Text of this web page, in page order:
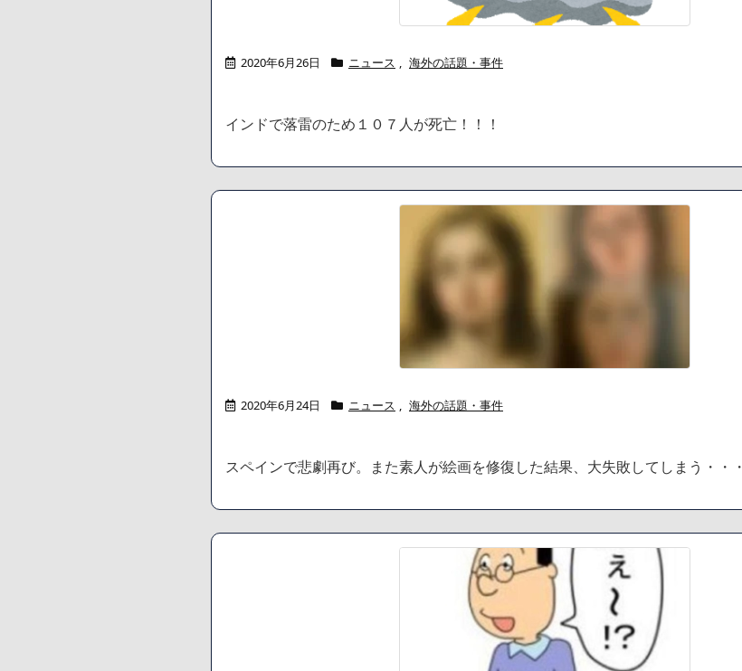
2020年6月26日 ニュース , 海外の話題・事件
インドで落雷のため１０７人が死亡！！！
2020年6月24日 ニュース , 海外の話題・事件
スペインで悲劇再び。また素人が絵画を修復した結果、大失敗してしまう・・・